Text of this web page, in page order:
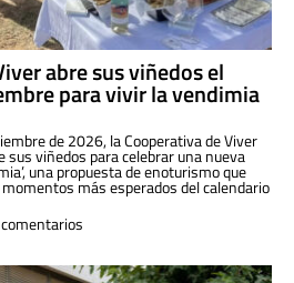
abre sus viñedos el
para vivir la vendimia
de 2026, la Cooperativa de Viver
sus viñedos para celebrar una nueva
una propuesta de enoturismo que
más esperados del calendario